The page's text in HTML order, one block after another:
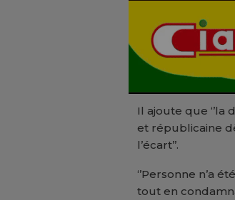
Il ajoute que
et républicaine
l’écart’’.
‘’Personne n’a
tout en